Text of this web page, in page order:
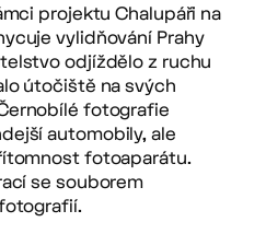
projektu Chalupáři na
vylidňování Prahy
odjíždělo z ruchu
útočiště na svých
fotografie
automobily, ale
fotoaparátu.
se souborem